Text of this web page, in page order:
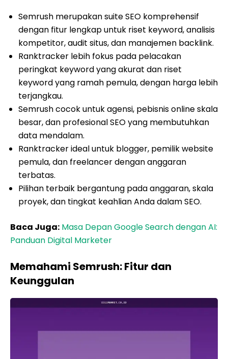
Semrush merupakan suite SEO komprehensif
dengan fitur lengkap untuk riset keyword, analisis
kompetitor, audit situs, dan manajemen backlink.
Ranktracker lebih fokus pada pelacakan
peringkat keyword yang akurat dan riset
keyword yang ramah pemula, dengan harga lebih
terjangkau.
Semrush cocok untuk agensi, pebisnis online skala
besar, dan profesional SEO yang membutuhkan
data mendalam.
Ranktracker ideal untuk blogger, pemilik website
pemula, dan freelancer dengan anggaran
terbatas.
Pilihan terbaik bergantung pada anggaran, skala
proyek, dan tingkat keahlian Anda dalam SEO.
Baca Juga: Masa Depan Google Search dengan AI:
Panduan Digital Marketer
Memahami Semrush: Fitur dan
Keunggulan